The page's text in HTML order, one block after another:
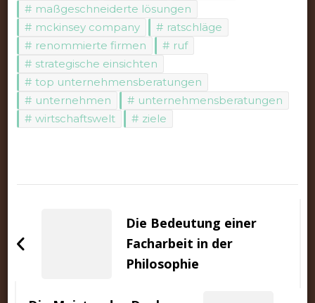
maßgeschneiderte lösungen
mckinsey company
ratschläge
renommierte firmen
ruf
strategische einsichten
top unternehmensberatungen
unternehmen
unternehmensberatungen
wirtschaftswelt
ziele
Die Bedeutung einer
Facharbeit in der
Philosophie